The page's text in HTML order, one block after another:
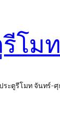
โม
ะตูรีโมท จันทร์-ศุ